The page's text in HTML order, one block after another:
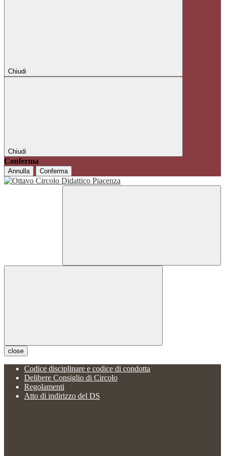
Chiudi
Chiudi
Conferma
Annulla Conferma
close
Codice disciplinare e codice di condotta
Delibere Consiglio di Circolo
Regolamenti
Atto di indirizzo del DS